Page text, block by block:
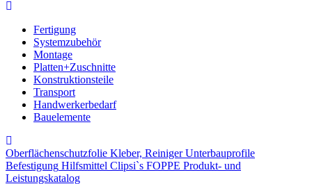
Fertigung
Systemzubehör
Montage
Platten+Zuschnitte
Konstruktionsteile
Transport
Handwerkerbedarf
Bauelemente
Oberflächenschutzfolie Kleber, Reiniger Unterbauprofile
Befestigung Hilfsmittel Clipsi`s FOPPE Produkt- und
Leistungskatalog